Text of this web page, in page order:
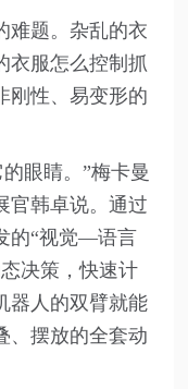
难题。杂乱的衣
衣服怎么控制抓
刚性、易变形的
眼睛。”梅卡曼
官韩卓说。通过
的“视觉—语言
决策，快速计
器人的双臂就能
、摆放的全套动